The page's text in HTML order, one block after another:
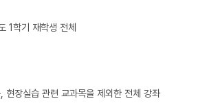
1학기 재학생 전체
장실습 관련 교과목을 제외한 전체 강좌